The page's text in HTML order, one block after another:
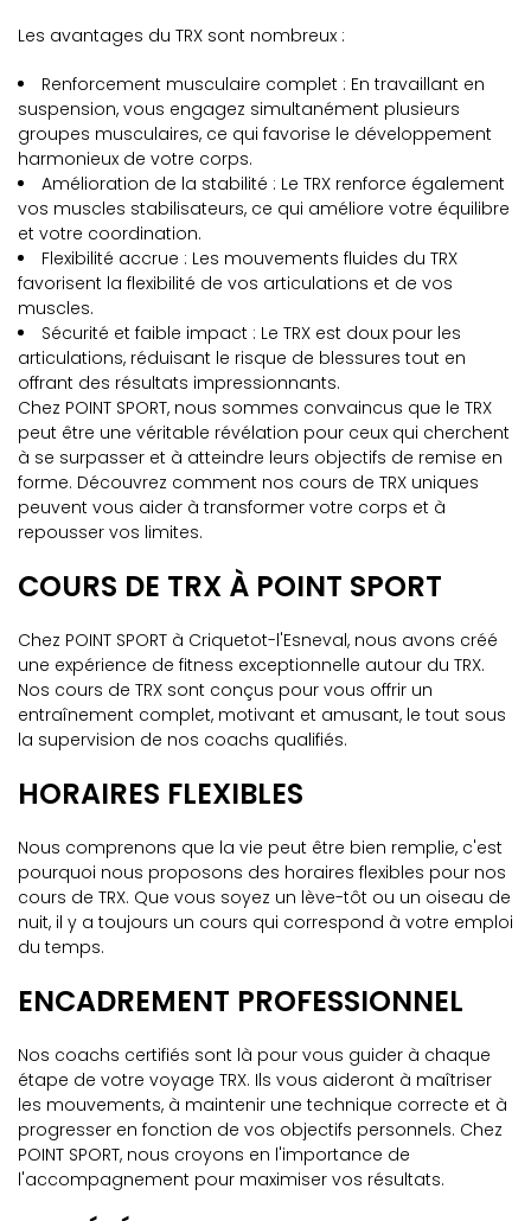
Les avantages du TRX sont nombreux :
Renforcement musculaire complet : En travaillant en
suspension, vous engagez simultanément plusieurs
groupes musculaires, ce qui favorise le développement
harmonieux de votre corps.
Amélioration de la stabilité : Le TRX renforce également
vos muscles stabilisateurs, ce qui améliore votre équilibre
et votre coordination.
Flexibilité accrue : Les mouvements fluides du TRX
favorisent la flexibilité de vos articulations et de vos
muscles.
Sécurité et faible impact : Le TRX est doux pour les
articulations, réduisant le risque de blessures tout en
offrant des résultats impressionnants.
Chez POINT SPORT, nous sommes convaincus que le TRX
peut être une véritable révélation pour ceux qui cherchent
à se surpasser et à atteindre leurs objectifs de remise en
forme. Découvrez comment nos cours de TRX uniques
peuvent vous aider à transformer votre corps et à
repousser vos limites.
COURS DE TRX À POINT SPORT
Chez POINT SPORT à Criquetot-l'Esneval, nous avons créé
une expérience de fitness exceptionnelle autour du TRX.
Nos cours de TRX sont conçus pour vous offrir un
entraînement complet, motivant et amusant, le tout sous
la supervision de nos coachs qualifiés.
HORAIRES FLEXIBLES
Nous comprenons que la vie peut être bien remplie, c'est
pourquoi nous proposons des horaires flexibles pour nos
cours de TRX. Que vous soyez un lève-tôt ou un oiseau de
nuit, il y a toujours un cours qui correspond à votre emploi
du temps.
ENCADREMENT PROFESSIONNEL
Nos coachs certifiés sont là pour vous guider à chaque
étape de votre voyage TRX. Ils vous aideront à maîtriser
les mouvements, à maintenir une technique correcte et à
progresser en fonction de vos objectifs personnels. Chez
POINT SPORT, nous croyons en l'importance de
l'accompagnement pour maximiser vos résultats.